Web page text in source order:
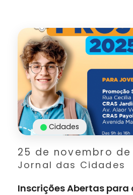
25 de novembro de
Jornal das Cidades
Cidades
Inscrições Abertas para